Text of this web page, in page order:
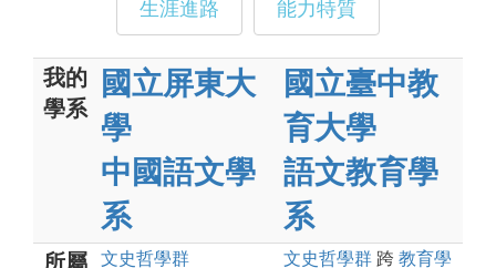
生涯進路 能力特質
我的
學系
國立屏東大
學
中國語文學
系
國立臺中教
育大學
語文教育學
系
所屬
文史哲學群
文史哲學群 跨 教育學